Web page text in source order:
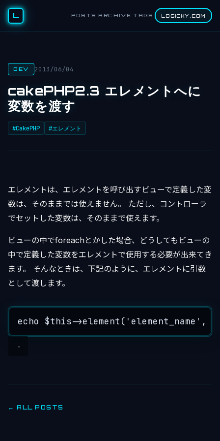
L POSTS ARCHIVE TAGS LOGICKY.COM
DEV 2013/06/04
cakePHP2.3 エレメントへに
変数を渡す
#CakePHP #エレメント
エレメントは、エレメントを呼び出すビューで定義した変
数は、そのままでは使えません。 ただし、コントローラ
でセットした変数は、そのままで使えます。
ビューの中でforeachとかした場合、どうしてもビューの
中で定義した変数をエレメントで使用する必要が出来てき
ます。 そんなときは、下記のように、エレメントに引数
として渡します。
echo $this->element ( ' element_name ' ,
← ALL POSTS